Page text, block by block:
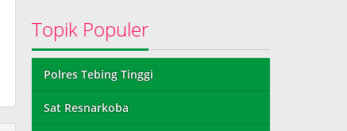
Topik Populer
Polres Tebing Tinggi
Sat Resnarkoba